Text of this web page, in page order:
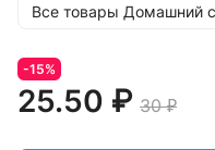
Все товары Домашний
-15%
25.50 ₽ 30 ₽